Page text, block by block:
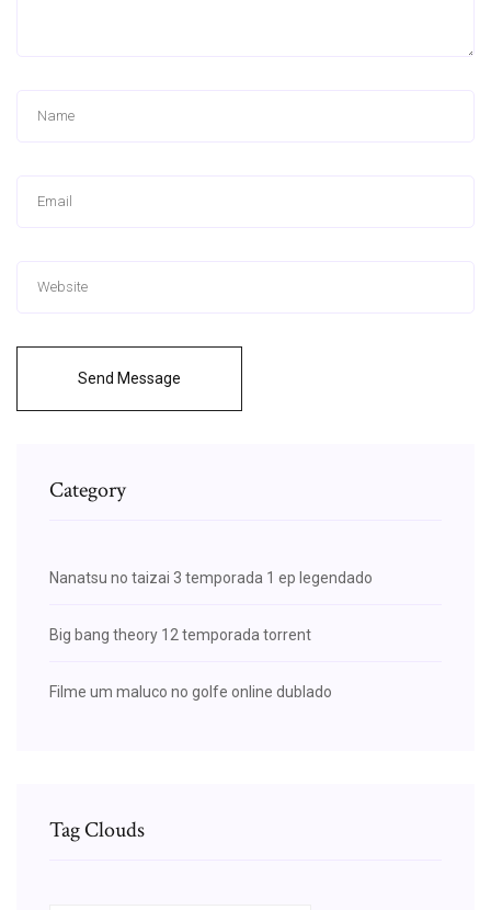
Send Message
Category
Nanatsu no taizai 3 temporada 1 ep legendado
Big bang theory 12 temporada torrent
Filme um maluco no golfe online dublado
Tag Clouds